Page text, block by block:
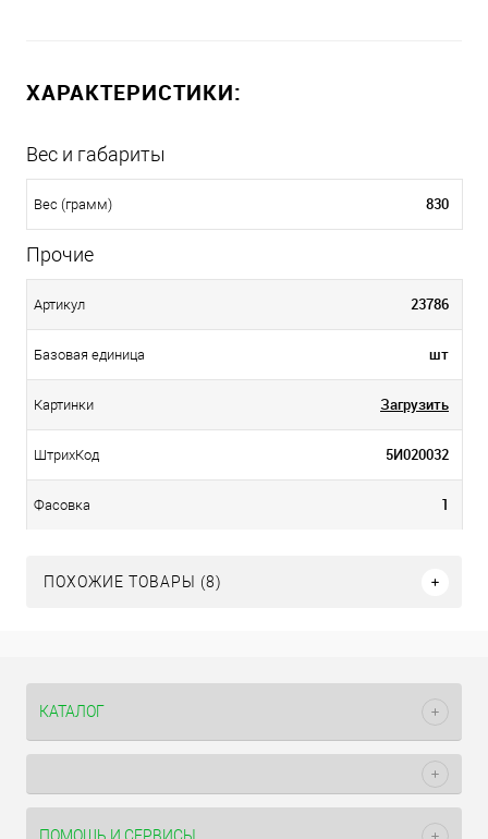
ХАРАКТЕРИСТИКИ:
Вес и габариты
Вес (грамм) 830
Прочие
Артикул 23786
Базовая единица шт
Картинки Загрузить
ШтрихКод 5И020032
Фасовка 1
ПОХОЖИЕ ТОВАРЫ (8)
КАТАЛОГ